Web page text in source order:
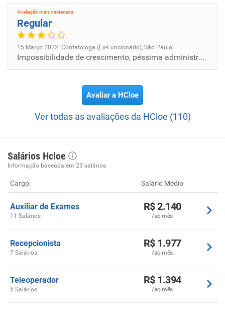
Opty afim de buscar sempre ofertar o que há de melhor e
mais moderno na oftalmologia.
Avaliação mais destacada
Regular
15 Março 2022. Contatologa (Ex-Funcionário), São Paulo
Impossibilidade de crescimento, péssima administração.
Avaliar a HCloe
Ver todas as avaliações da HCloe (110)
Salários Hcloe
Informação baseada em 23 salários
Cargo Salário Médio
Auxiliar de Exames
11 Salários
R$ 2.140
/ao mês
Recepcionista
7 Salários
R$ 1.977
/ao mês
Teleoperador
5 Salários
R$ 1.394
/ao mês